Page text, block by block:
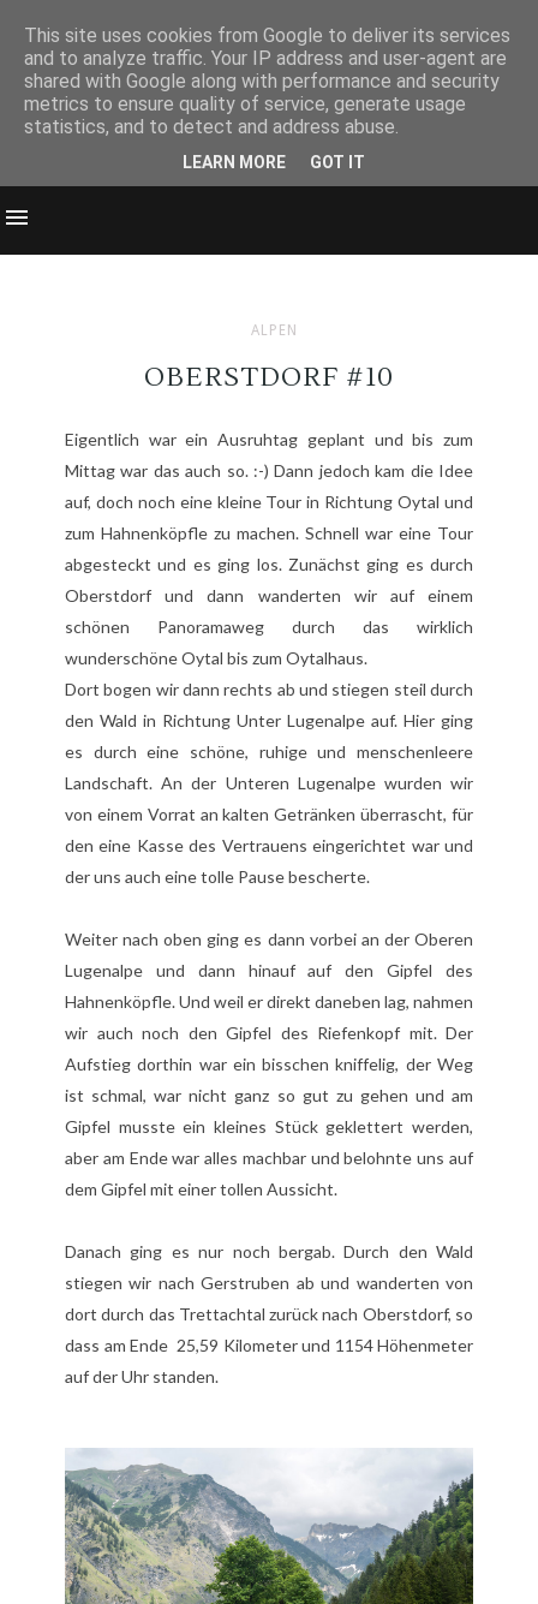
ALPEN
OBERSTDORF #10
Eigentlich war ein Ausruhtag geplant und bis zum
Mittag war das auch so. :-) Dann jedoch kam die Idee
auf, doch noch eine kleine Tour in Richtung Oytal und
zum Hahnenköpfle zu machen. Schnell war eine Tour
abgesteckt und es ging los. Zunächst ging es durch
Oberstdorf und dann wanderten wir auf einem
schönen Panoramaweg durch das wirklich
wunderschöne Oytal bis zum Oytalhaus.
Dort bogen wir dann rechts ab und stiegen steil durch
den Wald in Richtung Unter Lugenalpe auf. Hier ging
es durch eine schöne, ruhige und menschenleere
Landschaft. An der Unteren Lugenalpe wurden wir
von einem Vorrat an kalten Getränken überrascht, für
den eine Kasse des Vertrauens eingerichtet war und
der uns auch eine tolle Pause bescherte.
Weiter nach oben ging es dann vorbei an der Oberen
Lugenalpe und dann hinauf auf den Gipfel des
Hahnenköpfle. Und weil er direkt daneben lag, nahmen
wir auch noch den Gipfel des Riefenkopf mit. Der
Aufstieg dorthin war ein bisschen kniffelig, der Weg
ist schmal, war nicht ganz so gut zu gehen und am
Gipfel musste ein kleines Stück geklettert werden,
aber am Ende war alles machbar und belohnte uns auf
dem Gipfel mit einer tollen Aussicht.
Danach ging es nur noch bergab. Durch den Wald
stiegen wir nach Gerstruben ab und wanderten von
dort durch das Trettachtal zurück nach Oberstdorf, so
dass am Ende 25,59 Kilometer und 1154 Höhenmeter
auf der Uhr standen.
This site uses cookies from Google to deliver its services
and to analyze traffic. Your IP address and user-agent are
shared with Google along with performance and security
metrics to ensure quality of service, generate usage
statistics, and to detect and address abuse.
LEARN MORE GOT IT